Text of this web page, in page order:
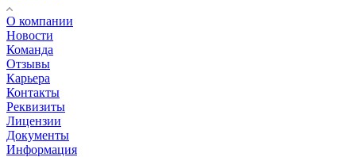
О компании
Новости
Команда
Отзывы
Карьера
Контакты
Реквизиты
Лицензии
Документы
Информация